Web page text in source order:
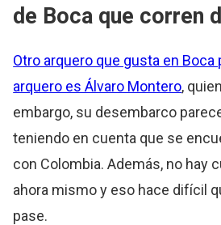
de Boca que corren
Otro arquero que gusta en Boca
arquero es Álvaro Montero,
embargo, su desembarco
teniendo en cuenta que se
con Colombia. Además, no hay
ahora mismo y eso hace difícil
pase.